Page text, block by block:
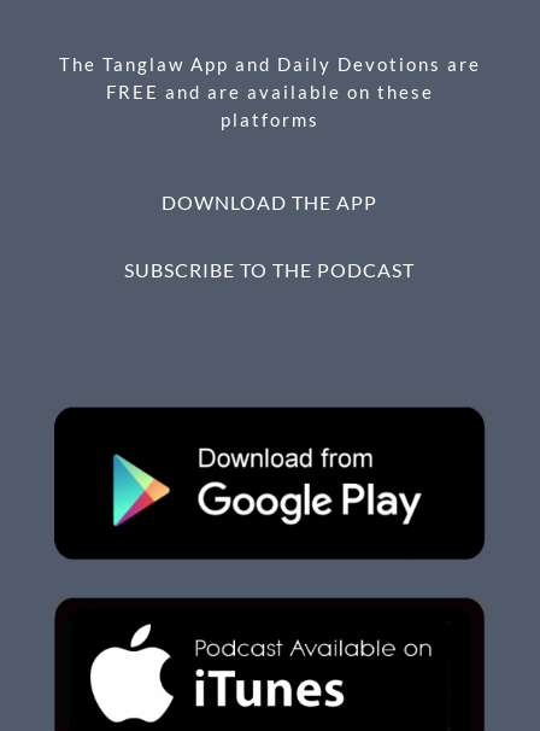
kThe Tanglaw App and Daily Devotions are
FREE and are available on these
platforms
DOWNLOAD THE APP
SUBSCRIBE TO THE PODCAST